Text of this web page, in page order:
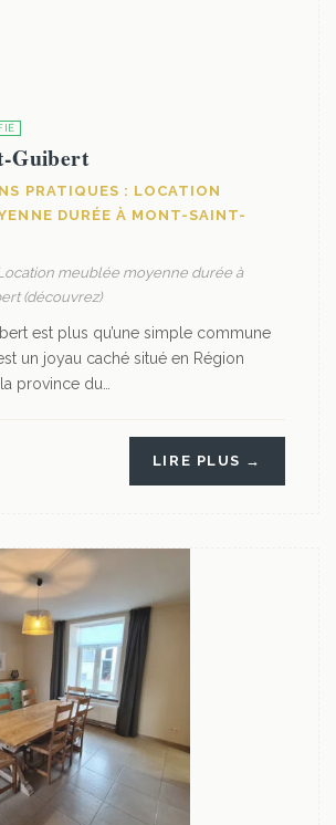
Guibert
PRATIQUES : LOCATION
DURÉE À MONT-SAINT-
meublée moyenne durée à
(découvrez)
est plus qu’une simple commune
un joyau caché situé en Région
province du…
LIRE PLUS →